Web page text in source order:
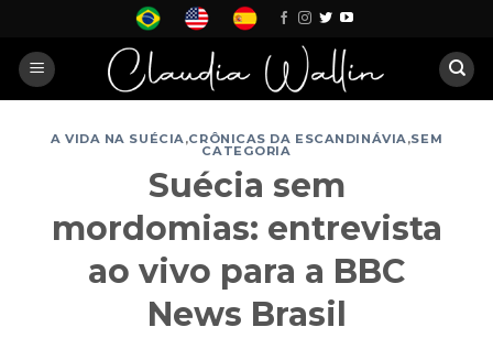
content
A VIDA NA SUÉCIA,CRÔNICAS DA ESCANDINÁVIA,SEM
CATEGORIA
Suécia sem
mordomias: entrevista
ao vivo para a BBC
News Brasil